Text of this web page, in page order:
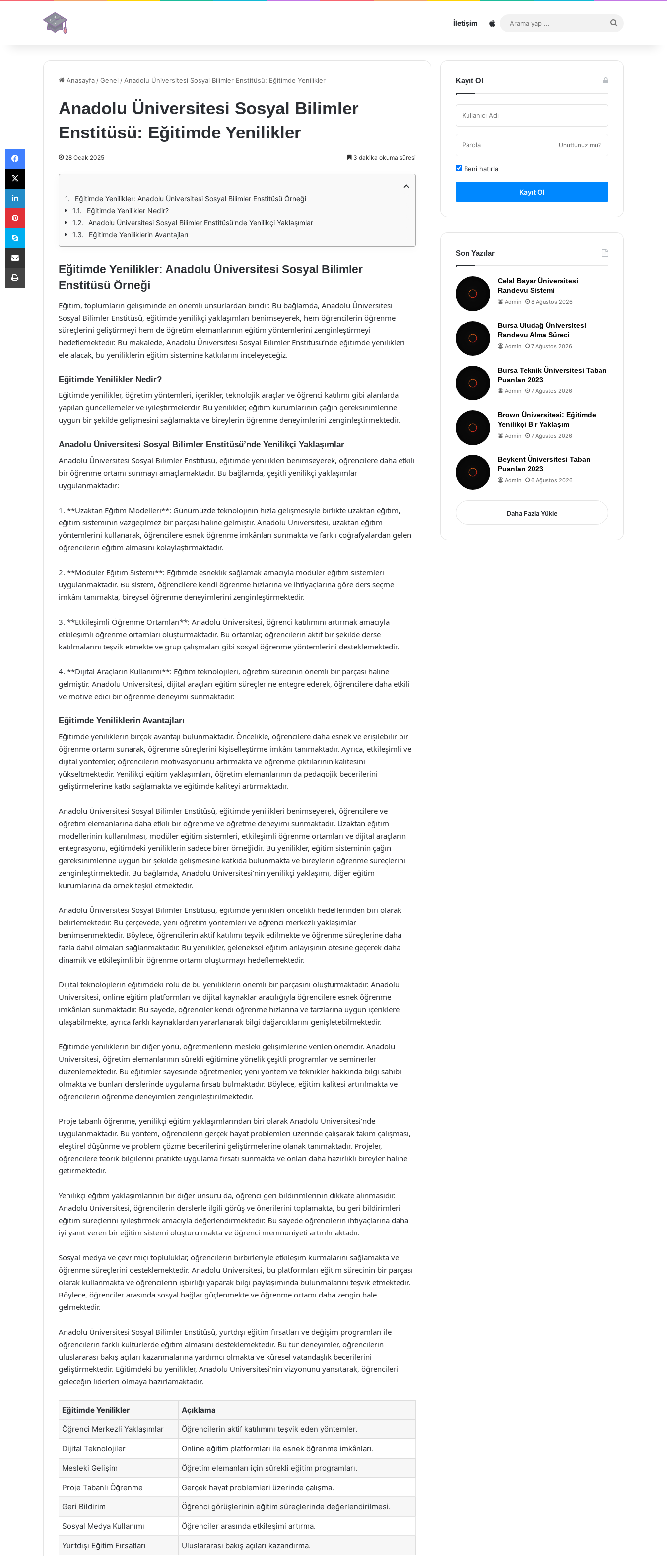
İletişim Sitemap
...
Anasayfa /Genel / Anadolu Üniversitesi Sosyal Bilimler Enstitüsü: Eğitimde Yenilikler
Anadolu Üniversitesi Sosyal Bilimler
Enstitüsü: Eğitimde Yenilikler
28 Ocak 2025 3 dakika okuma süresi
Eğitimde Yenilikler: Anadolu Üniversitesi Sosyal Bilimler Enstitüsü Örneği
Eğitimde Yenilikler Nedir?
Anadolu Üniversitesi Sosyal Bilimler Enstitüsü'nde Yenilikçi Yaklaşımlar
Eğitimde Yeniliklerin Avantajları
Eğitimde Yenilikler: Anadolu Üniversitesi Sosyal Bilimler
Enstitüsü Örneği
Eğitim, toplumların gelişiminde en önemli unsurlardan biridir. Bu bağlamda, Anadolu Üniversitesi
Sosyal Bilimler Enstitüsü, eğitimde yenilikçi yaklaşımları benimseyerek, hem öğrencilerin öğrenme
süreçlerini geliştirmeyi hem de öğretim elemanlarının eğitim yöntemlerini zenginleştirmeyi
hedeflemektedir. Bu makalede, Anadolu Üniversitesi Sosyal Bilimler Enstitüsü’nde eğitimde yenilikleri
ele alacak, bu yeniliklerin eğitim sistemine katkılarını inceleyeceğiz.
Eğitimde Yenilikler Nedir?
Eğitimde yenilikler, öğretim yöntemleri, içerikler, teknolojik araçlar ve öğrenci katılımı gibi alanlarda
yapılan güncellemeler ve iyileştirmelerdir. Bu yenilikler, eğitim kurumlarının çağın gereksinimlerine
uygun bir şekilde gelişmesini sağlamakta ve bireylerin öğrenme deneyimlerini zenginleştirmektedir.
Anadolu Üniversitesi Sosyal Bilimler Enstitüsü’nde Yenilikçi Yaklaşımlar
Anadolu Üniversitesi Sosyal Bilimler Enstitüsü, eğitimde yenilikleri benimseyerek, öğrencilere daha etkili
bir öğrenme ortamı sunmayı amaçlamaktadır. Bu bağlamda, çeşitli yenilikçi yaklaşımlar
uygulanmaktadır:
1. **Uzaktan Eğitim Modelleri**: Günümüzde teknolojinin hızla gelişmesiyle birlikte uzaktan eğitim,
eğitim sisteminin vazgeçilmez bir parçası haline gelmiştir. Anadolu Üniversitesi, uzaktan eğitim
yöntemlerini kullanarak, öğrencilere esnek öğrenme imkânları sunmakta ve farklı coğrafyalardan gelen
öğrencilerin eğitim almasını kolaylaştırmaktadır.
2. **Modüler Eğitim Sistemi**: Eğitimde esneklik sağlamak amacıyla modüler eğitim sistemleri
uygulanmaktadır. Bu sistem, öğrencilere kendi öğrenme hızlarına ve ihtiyaçlarına göre ders seçme
imkânı tanımakta, bireysel öğrenme deneyimlerini zenginleştirmektedir.
3. **Etkileşimli Öğrenme Ortamları**: Anadolu Üniversitesi, öğrenci katılımını artırmak amacıyla
etkileşimli öğrenme ortamları oluşturmaktadır. Bu ortamlar, öğrencilerin aktif bir şekilde derse
katılmalarını teşvik etmekte ve grup çalışmaları gibi sosyal öğrenme yöntemlerini desteklemektedir.
4. **Dijital Araçların Kullanımı**: Eğitim teknolojileri, öğretim sürecinin önemli bir parçası haline
gelmiştir. Anadolu Üniversitesi, dijital araçları eğitim süreçlerine entegre ederek, öğrencilere daha etkili
ve motive edici bir öğrenme deneyimi sunmaktadır.
Eğitimde Yeniliklerin Avantajları
Eğitimde yeniliklerin birçok avantajı bulunmaktadır. Öncelikle, öğrencilere daha esnek ve erişilebilir bir
öğrenme ortamı sunarak, öğrenme süreçlerini kişiselleştirme imkânı tanımaktadır. Ayrıca, etkileşimli ve
dijital yöntemler, öğrencilerin motivasyonunu artırmakta ve öğrenme çıktılarının kalitesini
yükseltmektedir. Yenilikçi eğitim yaklaşımları, öğretim elemanlarının da pedagojik becerilerini
geliştirmelerine katkı sağlamakta ve eğitimde kaliteyi artırmaktadır.
Anadolu Üniversitesi Sosyal Bilimler Enstitüsü, eğitimde yenilikleri benimseyerek, öğrencilere ve
öğretim elemanlarına daha etkili bir öğrenme ve öğretme deneyimi sunmaktadır. Uzaktan eğitim
modellerinin kullanılması, modüler eğitim sistemleri, etkileşimli öğrenme ortamları ve dijital araçların
entegrasyonu, eğitimdeki yeniliklerin sadece birer örneğidir. Bu yenilikler, eğitim sisteminin çağın
gereksinimlerine uygun bir şekilde gelişmesine katkıda bulunmakta ve bireylerin öğrenme süreçlerini
zenginleştirmektedir. Bu bağlamda, Anadolu Üniversitesi’nin yenilikçi yaklaşımı, diğer eğitim
kurumlarına da örnek teşkil etmektedir.
Anadolu Üniversitesi Sosyal Bilimler Enstitüsü, eğitimde yenilikleri öncelikli hedeflerinden biri olarak
belirlemektedir. Bu çerçevede, yeni öğretim yöntemleri ve öğrenci merkezli yaklaşımlar
benimsenmektedir. Böylece, öğrencilerin aktif katılımı teşvik edilmekte ve öğrenme süreçlerine daha
fazla dahil olmaları sağlanmaktadır. Bu yenilikler, geleneksel eğitim anlayışının ötesine geçerek daha
dinamik ve etkileşimli bir öğrenme ortamı oluşturmayı hedeflemektedir.
Dijital teknolojilerin eğitimdeki rolü de bu yeniliklerin önemli bir parçasını oluşturmaktadır. Anadolu
Üniversitesi, online eğitim platformları ve dijital kaynaklar aracılığıyla öğrencilere esnek öğrenme
imkânları sunmaktadır. Bu sayede, öğrenciler kendi öğrenme hızlarına ve tarzlarına uygun içeriklere
ulaşabilmekte, ayrıca farklı kaynaklardan yararlanarak bilgi dağarcıklarını genişletebilmektedir.
Eğitimde yeniliklerin bir diğer yönü, öğretmenlerin mesleki gelişimlerine verilen önemdir. Anadolu
Üniversitesi, öğretim elemanlarının sürekli eğitimine yönelik çeşitli programlar ve seminerler
düzenlemektedir. Bu eğitimler sayesinde öğretmenler, yeni yöntem ve teknikler hakkında bilgi sahibi
olmakta ve bunları derslerinde uygulama fırsatı bulmaktadır. Böylece, eğitim kalitesi artırılmakta ve
öğrencilerin öğrenme deneyimleri zenginleştirilmektedir.
Proje tabanlı öğrenme, yenilikçi eğitim yaklaşımlarından biri olarak Anadolu Üniversitesi’nde
uygulanmaktadır. Bu yöntem, öğrencilerin gerçek hayat problemleri üzerinde çalışarak takım çalışması,
eleştirel düşünme ve problem çözme becerilerini geliştirmelerine olanak tanımaktadır. Projeler,
öğrencilere teorik bilgilerini pratikte uygulama fırsatı sunmakta ve onları daha hazırlıklı bireyler haline
getirmektedir.
Yenilikçi eğitim yaklaşımlarının bir diğer unsuru da, öğrenci geri bildirimlerinin dikkate alınmasıdır.
Anadolu Üniversitesi, öğrencilerin derslerle ilgili görüş ve önerilerini toplamakta, bu geri bildirimleri
eğitim süreçlerini iyileştirmek amacıyla değerlendirmektedir. Bu sayede öğrencilerin ihtiyaçlarına daha
iyi yanıt veren bir eğitim sistemi oluşturulmakta ve öğrenci memnuniyeti artırılmaktadır.
Sosyal medya ve çevrimiçi topluluklar, öğrencilerin birbirleriyle etkileşim kurmalarını sağlamakta ve
öğrenme süreçlerini desteklemektedir. Anadolu Üniversitesi, bu platformları eğitim sürecinin bir parçası
olarak kullanmakta ve öğrencilerin işbirliği yaparak bilgi paylaşımında bulunmalarını teşvik etmektedir.
Böylece, öğrenciler arasında sosyal bağlar güçlenmekte ve öğrenme ortamı daha zengin hale
gelmektedir.
Anadolu Üniversitesi Sosyal Bilimler Enstitüsü, yurtdışı eğitim fırsatları ve değişim programları ile
öğrencilerin farklı kültürlerde eğitim almasını desteklemektedir. Bu tür deneyimler, öğrencilerin
uluslararası bakış açıları kazanmalarına yardımcı olmakta ve küresel vatandaşlık becerilerini
geliştirmektedir. Eğitimdeki bu yenilikler, Anadolu Üniversitesi’nin vizyonunu yansıtarak, öğrencileri
geleceğin liderleri olmaya hazırlamaktadır.
Eğitimde Yenilikler Açıklama
Öğrenci Merkezli Yaklaşımlar Öğrencilerin aktif katılımını teşvik eden yöntemler.
Dijital Teknolojiler Online eğitim platformları ile esnek öğrenme imkânları.
Mesleki Gelişim Öğretim elemanları için sürekli eğitim programları.
Proje Tabanlı Öğrenme Gerçek hayat problemleri üzerinde çalışma.
Geri Bildirim Öğrenci görüşlerinin eğitim süreçlerinde değerlendirilmesi.
Sosyal Medya Kullanımı Öğrenciler arasında etkileşimi artırma.
Yurtdışı Eğitim Fırsatları Uluslararası bakış açıları kazandırma.
Kayıt Ol
Unuttunuz mu?
Beni hatırla
Kayıt Ol
Son Yazılar
Celal Bayar Üniversitesi
Randevu Sistemi
Admin 8 Ağustos 2026
Bursa Uludağ Üniversitesi
Randevu Alma Süreci
Admin 7 Ağustos 2026
Bursa Teknik Üniversitesi Taban
Puanları 2023
Admin 7 Ağustos 2026
Brown Üniversitesi: Eğitimde
Yenilikçi Bir Yaklaşım
Admin 7 Ağustos 2026
Beykent Üniversitesi Taban
Puanları 2023
Admin 6 Ağustos 2026
Daha Fazla Yükle
Facebook
X
LinkedIn
Pinterest
Skype
E-Posta ile paylaş